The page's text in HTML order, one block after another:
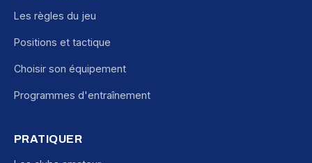
Les règles du jeu
Positions et tactique
Choisir son équipement
Programmes d'entraînement
PRATIQUER